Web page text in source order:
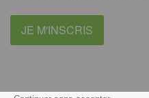
JE M'INSCRIS